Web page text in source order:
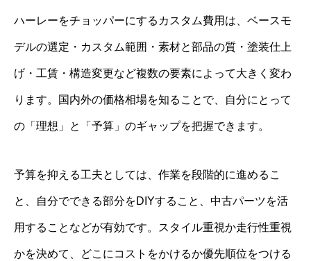
ハーレーをチョッパーにするカスタム費用は、ベースモ
デルの選定・カスタム範囲・素材と部品の質・塗装仕上
げ・工賃・構造変更など複数の要素によって大きく変わ
ります。国内外の価格相場を知ることで、自分にとって
の「理想」と「予算」のギャップを把握できます。
予算を抑える工夫としては、作業を段階的に進めるこ
と、自分でできる部分をDIYすること、中古パーツを活
用することなどが有効です。スタイル重視か走行性重視
かを決めて、どこにコストをかけるか優先順位をつける